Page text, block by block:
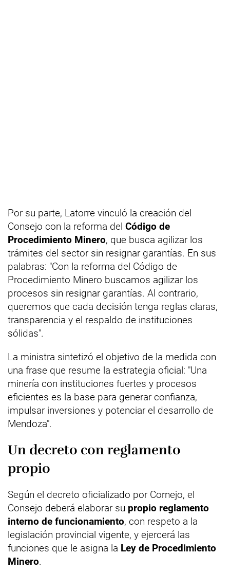
Por su parte, Latorre vinculó la creación del
Consejo con la reforma del Código de
Procedimiento Minero, que busca agilizar los
trámites del sector sin resignar garantías. En sus
palabras: "Con la reforma del Código de
Procedimiento Minero buscamos agilizar los
procesos sin resignar garantías. Al contrario,
queremos que cada decisión tenga reglas claras,
transparencia y el respaldo de instituciones
sólidas".
La ministra sintetizó el objetivo de la medida con
una frase que resume la estrategia oficial: "Una
minería con instituciones fuertes y procesos
eficientes es la base para generar confianza,
impulsar inversiones y potenciar el desarrollo de
Mendoza".
Un decreto con reglamento
propio
Según el decreto oficializado por Cornejo, el
Consejo deberá elaborar su propio reglamento
interno de funcionamiento, con respeto a la
legislación provincial vigente, y ejercerá las
funciones que le asigna la Ley de Procedimiento
Minero.